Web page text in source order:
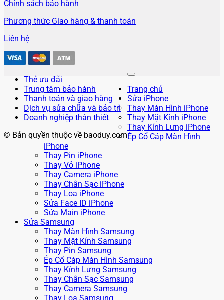
Chính sách bảo hành
Phương thức Giao hàng & thanh toán
Liên hệ
Thẻ ưu đãi
Trung tâm bảo hành
Thanh toán và giao hàng
Dịch vụ sửa chữa và bảo trì
Doanh nghiệp thân thiết
© Bản quyền thuộc về baoduy.com
Trang chủ
Sửa iPhone
Thay Màn Hình iPhone
Thay Mặt Kính iPhone
Thay Kính Lưng iPhone
Ép Cổ Cáp Màn Hình
iPhone
Thay Pin iPhone
Thay Vỏ iPhone
Thay Camera iPhone
Thay Chân Sạc iPhone
Thay Loa iPhone
Sửa Face ID iPhone
Sửa Main iPhone
Sửa Samsung
Thay Màn Hình Samsung
Thay Mặt Kính Samsung
Thay Pin Samsung
Ép Cổ Cáp Màn Hình Samsung
Thay Kính Lưng Samsung
Thay Chân Sạc Samsung
Thay Camera Samsung